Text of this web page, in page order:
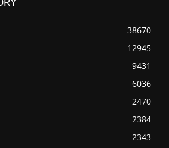
38670
12945
9431
6036
2470
2384
2343